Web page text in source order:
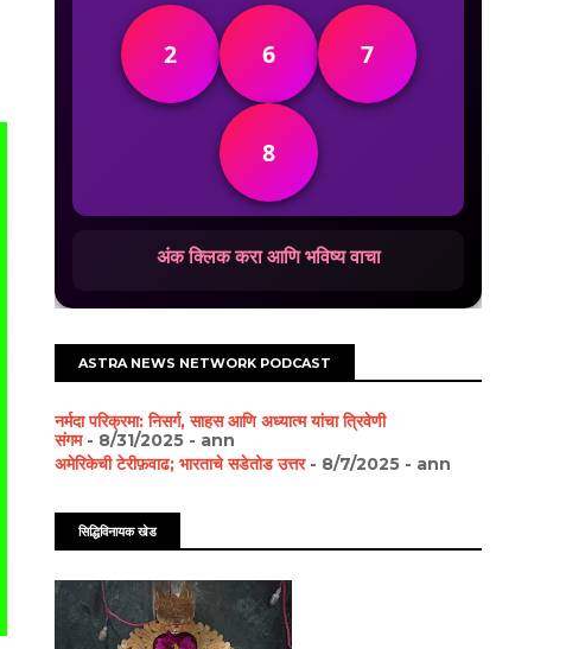
2 6 7
8
अंक क्लिक करा आणि भविष्य वाचा
ASTRA NEWS NETWORK PODCAST
नर्मदा परिक्रमा: निसर्ग, साहस आणि अध्यात्म यांचा त्रिवेणी
संगम- 8/31/2025 - ann
अमेरिकेची टेरीफ़वाढ; भारताचे सडेतोड उत्तर- 8/7/2025 - ann
सिद्धिविनायक खेड